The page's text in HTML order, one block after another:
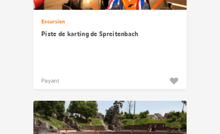
Excursion
Piste de karting de Spreitenbach
Payant